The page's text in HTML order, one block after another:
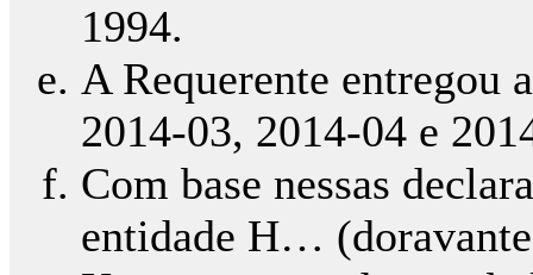
1994.
A Requerente entregou
2014-03, 2014-04 e
Com base nessas
entidade H…